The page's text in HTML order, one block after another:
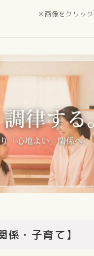
※画像をクリッ
係・子育て】